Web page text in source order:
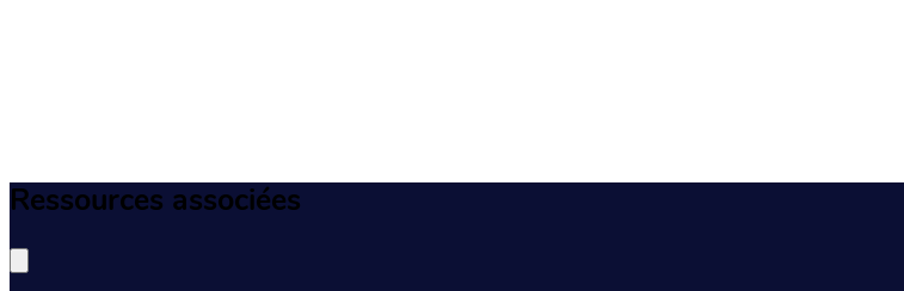
Ressources associées